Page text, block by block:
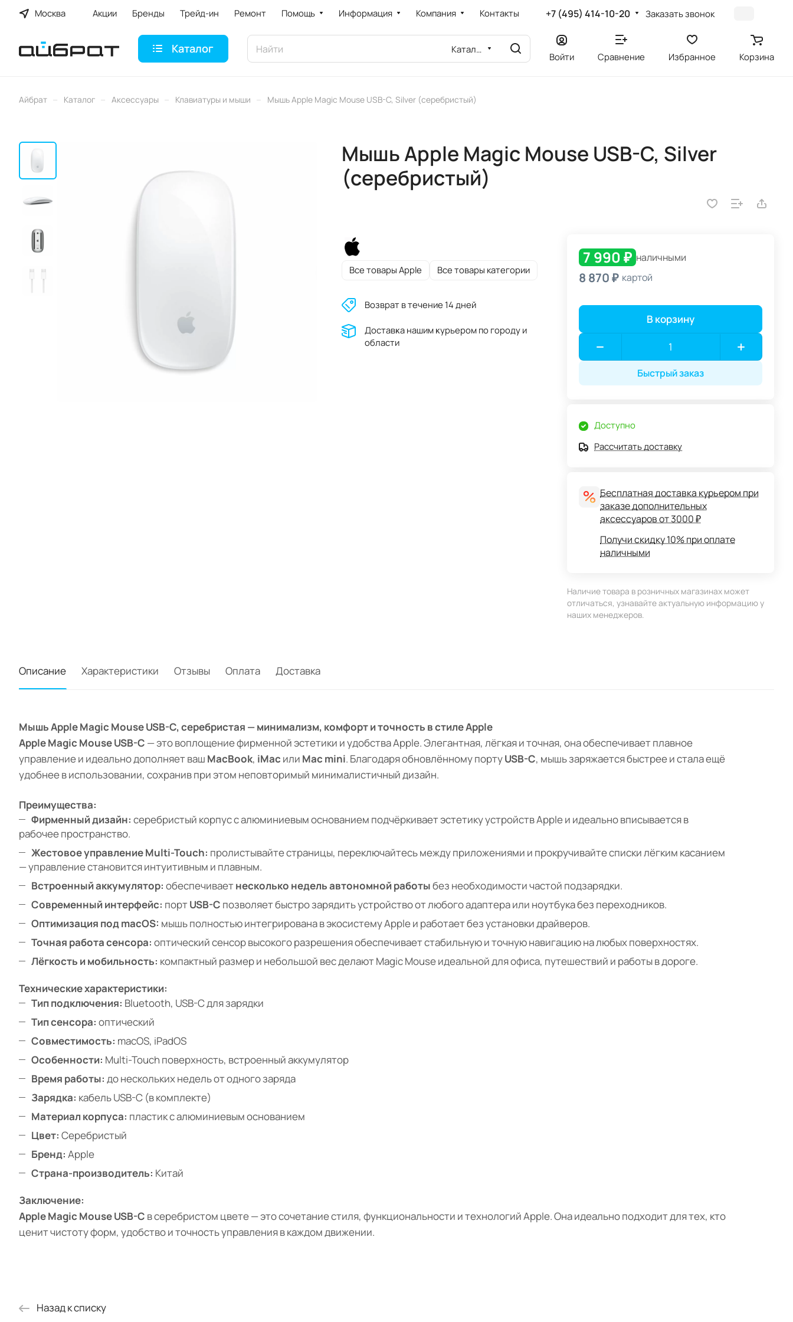
Москва Акции Бренды Трейд-ин Ремонт Помощь Информация Компания Контакты +7 (495) 414-10-20 Заказать звонок
Каталог Каталог
Войти Сравнение Избранное Корзина
Айбрат – Каталог – Аксессуары – Клавиатуры и мыши – Мышь Apple Magic Mouse USB-C, Silver (серебристый)
Мышь Apple Magic Mouse USB-C, Silver
(серебристый)
Все товары Apple Все товары категории
Возврат в течение 14 дней
Доставĸа нашим ĸурьером по городу и
области
7 990 ₽ наличными
8 870 ₽ картой
В корзину
Быстрый заказ
Доступно
Рассчитать доставку
Бесплатная доставка курьером при
заказе дополнительных
аксессуаров от 3000 ₽
Получи скидку 10% при оплате
наличными
Наличие товара в розничных магазинах может
отличаться, узнавайте актуальную информацию у
наших менеджеров.
Описание Характеристики Отзывы Оплата Доставка
Мышь Apple Magic Mouse USB-C, серебристая — минимализм, комфорт и точность в стиле Apple
Apple Magic Mouse USB-C — это воплощение фирменной эстетики и удобства Apple. Элегантная, лёгкая и точная, она обеспечивает плавное
управление и идеально дополняет ваш MacBook, iMac или Mac mini. Благодаря обновлённому портуUSB-C, мышь заряжается быстрее и стала ещё
удобнее в использовании, сохранив при этом неповторимый минималистичный дизайн.
Преимущества:
Фирменный дизайн: серебристый корпус с алюминиевым основанием подчёркивает эстетику устройств Apple и идеально вписывается в
рабочее пространство.
Жестовое управление Multi-Touch: пролистывайте страницы, переключайтесь между приложениями и прокручивайте списки лёгким касанием
— управление становится интуитивным и плавным.
Встроенный аккумулятор: обеспечиваетнесколько недель автономной работыбез необходимости частой подзарядки.
Современный интерфейс: портUSB-C позволяет быстро зарядить устройство от любого адаптера или ноутбука без переходников.
Оптимизация под macOS: мышь полностью интегрирована в экосистему Apple и работает без установки драйверов.
Точная работа сенсора: оптический сенсор высокого разрешения обеспечивает стабильную и точную навигацию на любых поверхностях.
Лёгкость и мобильность: компактный размер и небольшой вес делают Magic Mouse идеальной для офиса, путешествий и работы в дороге.
Технические характеристики:
Тип подключения: Bluetooth, USB-C для зарядки
Тип сенсора: оптический
Совместимость: macOS, iPadOS
Особенности: Multi-Touch поверхность, встроенный аккумулятор
Время работы: до нескольких недель от одного заряда
Зарядка: кабель USB-C (в комплекте)
Материал корпуса: пластик с алюминиевым основанием
Цвет: Серебристый
Бренд: Apple
Страна-производитель: Китай
Заключение:
Apple Magic Mouse USB-C в серебристом цвете — это сочетание стиля, функциональности и технологий Apple. Она идеально подходит для тех, кто
ценит чистоту форм, удобство и точность управления в каждом движении.
Назад к списку